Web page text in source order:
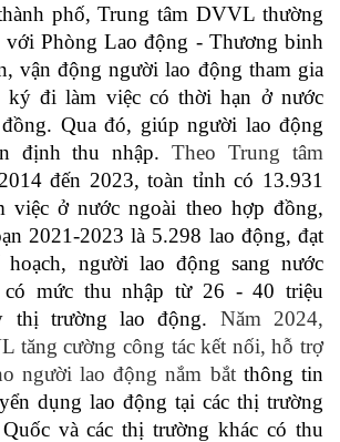
phố, Trung tâm DVVL thường
Phòng Lao động - Thương binh
vận động người lao động tham gia
ký đi làm việc có thời hạn ở nước
Qua đó, giúp người lao động
định thu nhập.Theo Trung tâm
đến 2023, toàn tỉnh có 13.931
việc ở nước ngoài theo hợp đồng,
2021-2023 là 5.298 lao động, đạt
hoạch, người lao động sang nước
có mức thu nhập từ 26 - 40 triệu
thị trường lao động. Năm 2024,
tăng cường công tác kết nối, hỗ trợ
người lao động nắm bắt thông tin
dụng lao động tại các thị trường
và các thị trường khác có thu